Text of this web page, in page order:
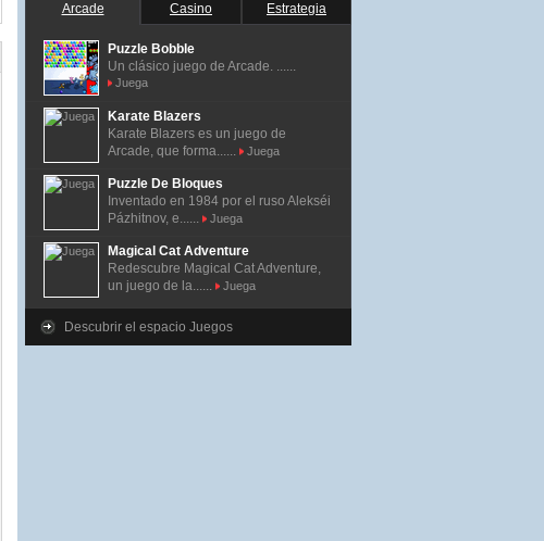
Arcade Casino Estrategia
Puzzle Bobble
Un clásico juego de Arcade. ......
Juega
Karate Blazers
Karate Blazers es un juego de
Arcade, que forma......
Juega
Puzzle De Bloques
Inventado en 1984 por el ruso Alekséi
Pázhitnov, e......
Juega
Magical Cat Adventure
Redescubre Magical Cat Adventure,
un juego de la......
Juega
Descubrir el espacio Juegos